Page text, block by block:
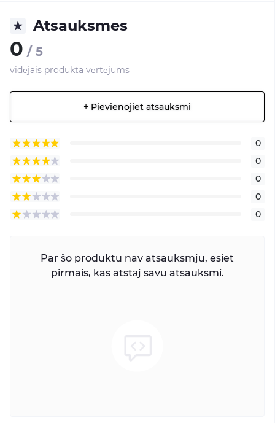
Atsauksmes
0 / 5
vidējais produkta vērtējums
+ Pievienojiet atsauksmi
0
0
0
0
0
Par šo produktu nav atsauksmju, esiet
pirmais, kas atstāj savu atsauksmi.